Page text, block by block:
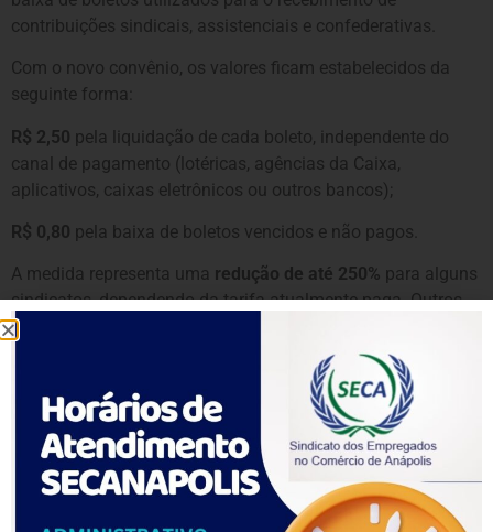
contribuições sindicais, assistenciais e confederativas.
Com o novo convênio, os valores ficam estabelecidos da
seguinte forma:
R$ 2,50 pela liquidação de cada boleto, independente do
canal de pagamento (lotéricas, agências da Caixa,
aplicativos, caixas eletrônicos ou outros bancos);
R$ 0,80 pela baixa de boletos vencidos e não pagos.
A medida representa uma redução de até 250% para alguns
sindicatos, dependendo da tarifa atualmente paga. Outros
sindicatos terão economia de 100% ou redução entre 40% e
60%, gerando alívio financeiro e otimização dos recursos
Importante destacar que os sindicatos que já possuem
convênios com tarifas inferiores a R$ 2,50não são
obrigados a aderirà nova modalidade.
A FETRACOM comunicará assim que o convênio estiver